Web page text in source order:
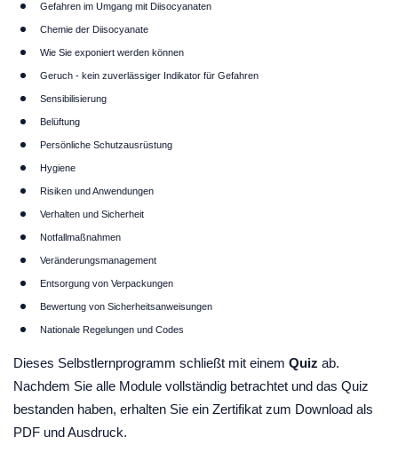
Gefahren im Umgang mit Diisocyanaten
Chemie der Diisocyanate
Wie Sie exponiert werden können
Geruch - kein zuverlässiger Indikator für Gefahren
Sensibilisierung
Belüftung
Persönliche Schutzausrüstung
Hygiene
Risiken und Anwendungen
Verhalten und Sicherheit
Notfallmaßnahmen
Veränderungsmanagement
Entsorgung von Verpackungen
Bewertung von Sicherheitsanweisungen
Nationale Regelungen und Codes
Dieses Selbstlernprogramm schließt mit einem Quiz ab.
Nachdem Sie alle Module vollständig betrachtet und das Quiz
bestanden haben, erhalten Sie ein Zertifikat zum Download als
PDF und Ausdruck.